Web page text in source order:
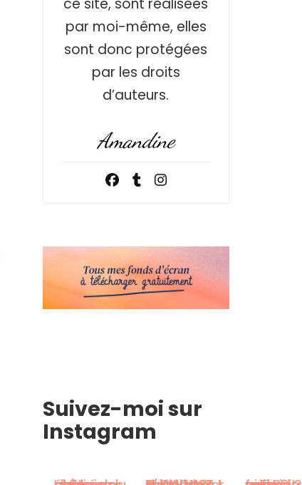
par moi-même, elles
sont donc protégées
par les droits
d’auteurs.
Amandine
Suivez-moi sur
Instagram